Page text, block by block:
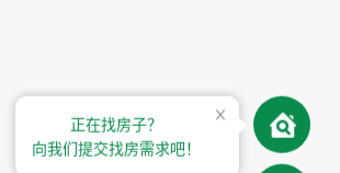
正在找房子？
向我们提交找房需求吧！